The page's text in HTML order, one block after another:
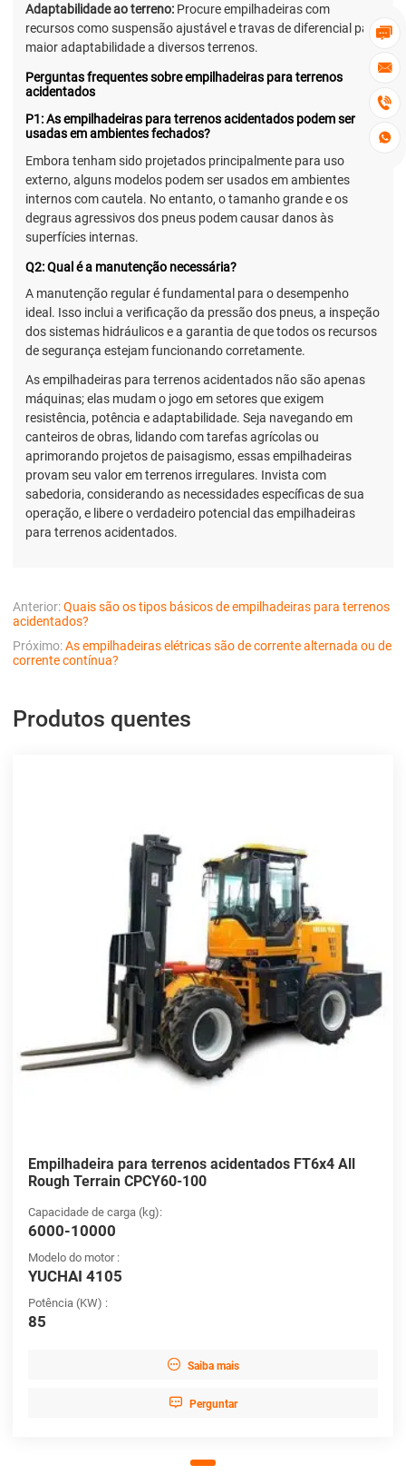




Adaptabilidade ao terreno: Procure empilhadeiras com
recursos como suspensão ajustável e travas de diferencial para
maior adaptabilidade a diversos terrenos.
Perguntas frequentes sobre empilhadeiras para terrenos
acidentados
P1: As empilhadeiras para terrenos acidentados podem ser
usadas em ambientes fechados?
Embora tenham sido projetados principalmente para uso
externo, alguns modelos podem ser usados em ambientes
internos com cautela. No entanto, o tamanho grande e os
degraus agressivos dos pneus podem causar danos às
superfícies internas.
Q2: Qual é a manutenção necessária?
A manutenção regular é fundamental para o desempenho
ideal. Isso inclui a verificação da pressão dos pneus, a inspeção
dos sistemas hidráulicos e a garantia de que todos os recursos
de segurança estejam funcionando corretamente.
As empilhadeiras para terrenos acidentados não são apenas
máquinas; elas mudam o jogo em setores que exigem
resistência, potência e adaptabilidade. Seja navegando em
canteiros de obras, lidando com tarefas agrícolas ou
aprimorando projetos de paisagismo, essas empilhadeiras
provam seu valor em terrenos irregulares. Invista com
sabedoria, considerando as necessidades específicas de sua
operação, e libere o verdadeiro potencial das empilhadeiras
para terrenos acidentados.
Anterior:Quais são os tipos básicos de empilhadeiras para terrenos
acidentados?
Próximo:As empilhadeiras elétricas são de corrente alternada ou de
corrente contínua?
Produtos quentes
Empilhadeira para terrenos acidentados FT6x4 All
Rough Terrain CPCY60-100
Capacidade de carga (kg):
6000-10000
Modelo do motor :
YUCHAI 4105
Potência (KW) :
85
 Saiba mais
 Perguntar